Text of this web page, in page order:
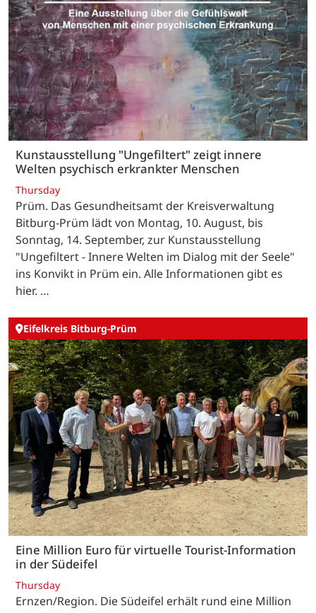
Kunstausstellung "Ungefiltert" zeigt innere
Welten psychisch erkrankter Menschen
Thursday
Prüm. Das Gesundheitsamt der Kreisverwaltung
Bitburg-Prüm lädt von Montag, 10. August, bis
Sonntag, 14. September, zur Kunstausstellung
"Ungefiltert - Innere Welten im Dialog mit der Seele"
ins Konvikt in Prüm ein. Alle Informationen gibt es
hier. …
Eifelkreis Bitburg-Prüm
Eine Million Euro für virtuelle Tourist-Information
in der Südeifel
Thursday
Ernzen/Region. Die Südeifel erhält rund eine Million